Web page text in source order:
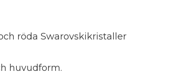
röda Swarovskikristaller
huvudform.